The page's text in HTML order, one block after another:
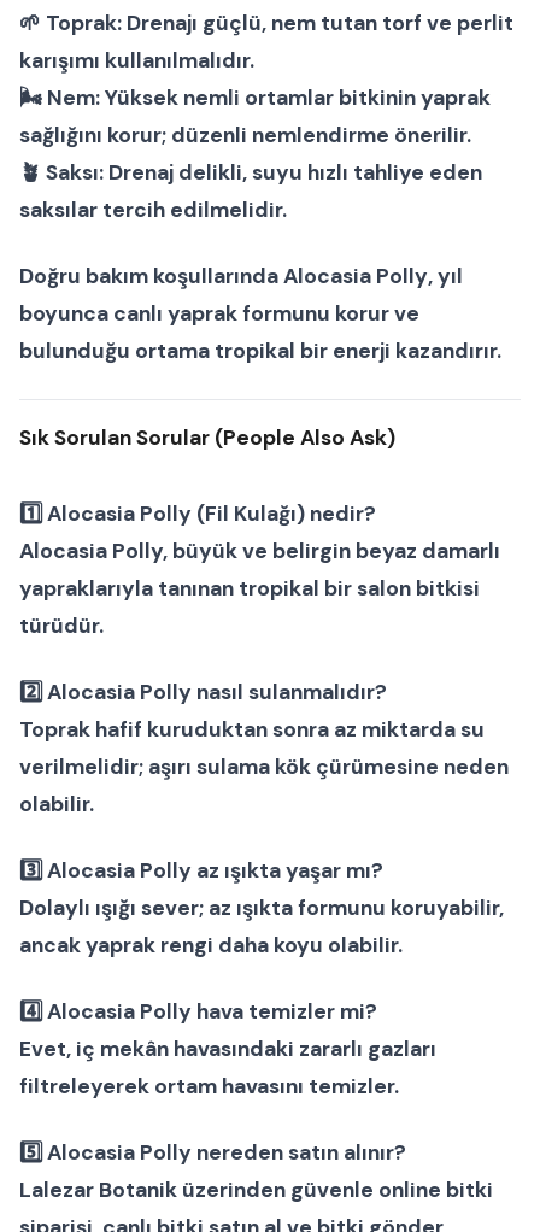
🌱 Toprak: Drenajı güçlü, nem tutan torf ve perlit
karışımı kullanılmalıdır.
🌬 Nem:Yüksek nemli ortamlar bitkinin yaprak
sağlığını korur; düzenli nemlendirme önerilir.
🪴 Saksı: Drenaj delikli, suyu hızlı tahliye eden
saksılar tercih edilmelidir.
Doğru bakım koşullarındaAlocasia Polly, yıl
boyunca canlı yaprak formunu korur ve
bulunduğu ortama tropikal bir enerji kazandırır.
Sık Sorulan Sorular (People Also Ask)
1️⃣ Alocasia Polly (Fil Kulağı) nedir?
Alocasia Polly, büyük ve belirgin beyaz damarlı
yapraklarıyla tanınan tropikal birsalon bitkisi
türüdür.
2️⃣ Alocasia Polly nasıl sulanmalıdır?
Toprak hafif kuruduktan sonra az miktarda su
verilmelidir; aşırı sulama kök çürümesine neden
olabilir.
3️⃣ Alocasia Polly az ışıkta yaşar mı?
Dolaylı ışığı sever; az ışıkta formunu koruyabilir,
ancak yaprak rengi daha koyu olabilir.
4️⃣ Alocasia Polly hava temizler mi?
Evet, iç mekân havasındaki zararlı gazları
filtreleyerek ortam havasını temizler.
5️⃣ Alocasia Polly nereden satın alınır?
Lalezar Botanik üzerinden güvenle online bitki